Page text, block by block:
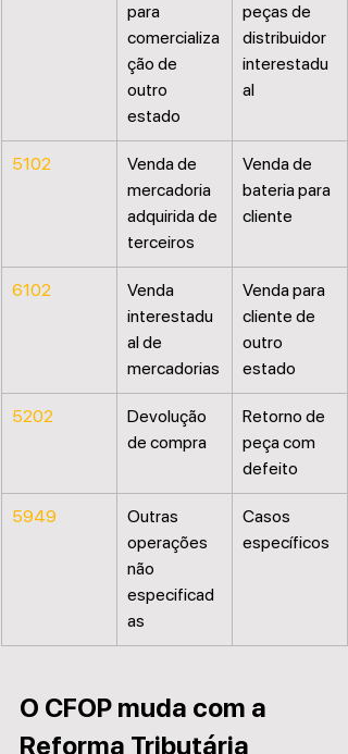
para
comercializa
ção de
outro
estado
peças de
distribuidor
interestadu
al
5102
Venda de
mercadoria
adquirida de
terceiros
Venda de
bateria para
cliente
6102
Venda
interestadu
al de
mercadorias
Venda para
cliente de
outro
estado
5202
Devolução
de compra
Retorno de
peça com
defeito
5949
Outras
operações
não
especificad
as
Casos
específicos
O CFOP muda com a
Reforma Tributária